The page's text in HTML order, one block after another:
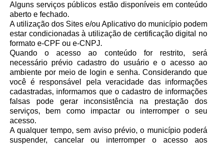
Alguns serviços públicos estão disponíveis em conteúdo
aberto e fechado.
A utilização dos Sites e/ou Aplicativo do município podem
estar condicionadas à utilização de certificação digital no
formato e-CPF ou e-CNPJ.
Quando o acesso ao conteúdo for restrito, será
necessário prévio cadastro do usuário e o acesso ao
ambiente por meio de login e senha. Considerando que
você é responsável pela veracidade das informações
cadastradas, informamos que o cadastro de informações
falsas pode gerar inconsistência na prestação dos
serviços, bem como impactar ou interromper o seu
acesso.
A qualquer tempo, sem aviso prévio, o município poderá
suspender, cancelar ou interromper o acesso aos